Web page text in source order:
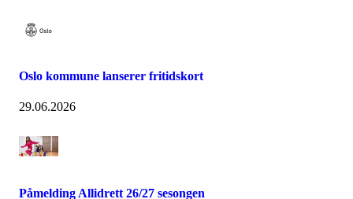
Oslo kommune lanserer fritidskort
29.06.2026
Påmelding Allidrett 26/27 sesongen